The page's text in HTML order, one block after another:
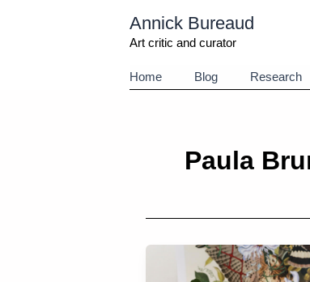
Annick Bureaud
Art critic and curator
Home Blog Research
Paula